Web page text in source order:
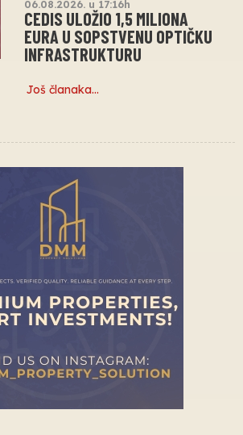
06.08.2026. u 17:16h
CEDIS ULOŽIO 1,5 MILIONA
EURA U SOPSTVENU OPTIČKU
INFRASTRUKTURU
Još članaka…